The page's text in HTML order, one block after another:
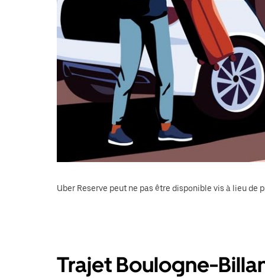
Uber Reserve peut ne pas être disponible vis à lieu de
Trajet Boulogne-